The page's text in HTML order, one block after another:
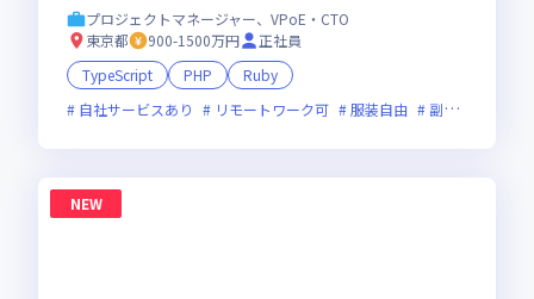
プロジェクトマネージャー、VPoE・CTO
東京都
900-1500万円
正社員
TypeScript
PHP
Ruby
自社サービスあり
リモートワーク可 服装自由 副業可
NEW